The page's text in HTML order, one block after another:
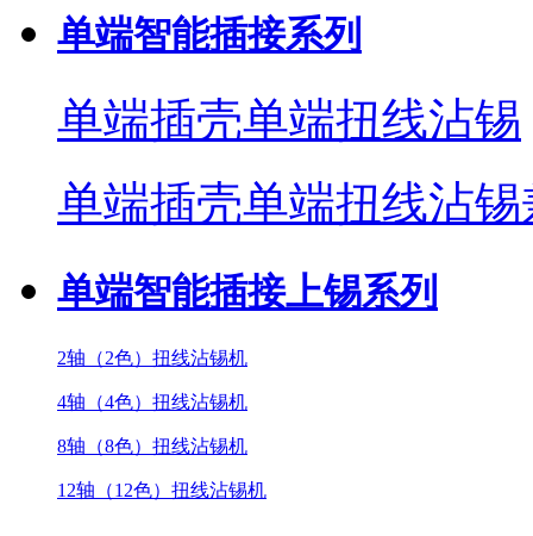
单端智能插接系列
单端插壳单端扭线沾锡
单端插壳单端扭线沾
单端智能插接上锡系列
2轴（2色）扭线沾锡机
4轴（4色）扭线沾锡机
8轴（8色）扭线沾锡机
12轴（12色）扭线沾锡机